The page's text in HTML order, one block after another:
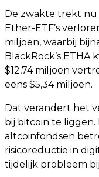
De zwakte trekt nu
Ether-ETF’s
miljoen, waarbij
BlackRock’s ETHA
$12,74 miljoen
eens $5,34 miljoen.
Dat verandert het
bij bitcoin te
altcoinfondsen
risicoreductie in
tijdelijk probleem bij